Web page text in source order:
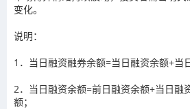
变化。
说明：
1．当日融资融券余额=当日融资余额+当
2．当日融资余额=前日融资余额+当日融
额；